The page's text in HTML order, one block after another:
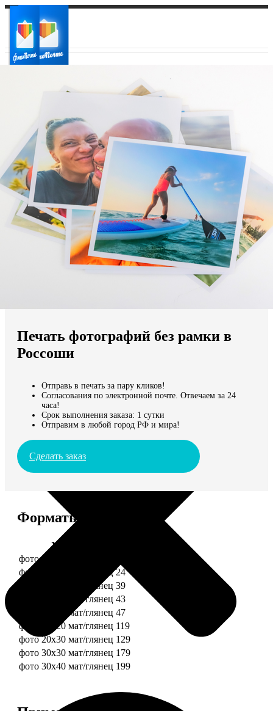
Ваш регион доставки
Выберите из списка:
Мы доставляем по всему миру
Продолжить без города
Печать фотографий без рамки в
Россоши
Отправь в печать за пару кликов!
Согласования по электронной почте. Отвечаем за 24
часа!
Срок выполнения заказа: 1 сутки
Отправим в любой город РФ и мира!
Сделать заказ
Форматы и цены
Услуга
фото 10х10 мат/глянец
фото 10х15 мат/глянец 24
фото 13х18 мат/глянец 39
фото 15х15 мат/глянец 43
фото 15х20 мат/глянец 47
фото 20х20 мат/глянец 119
фото 20х30 мат/глянец 129
фото 30х30 мат/глянец 179
фото 30х40 мат/глянец 199